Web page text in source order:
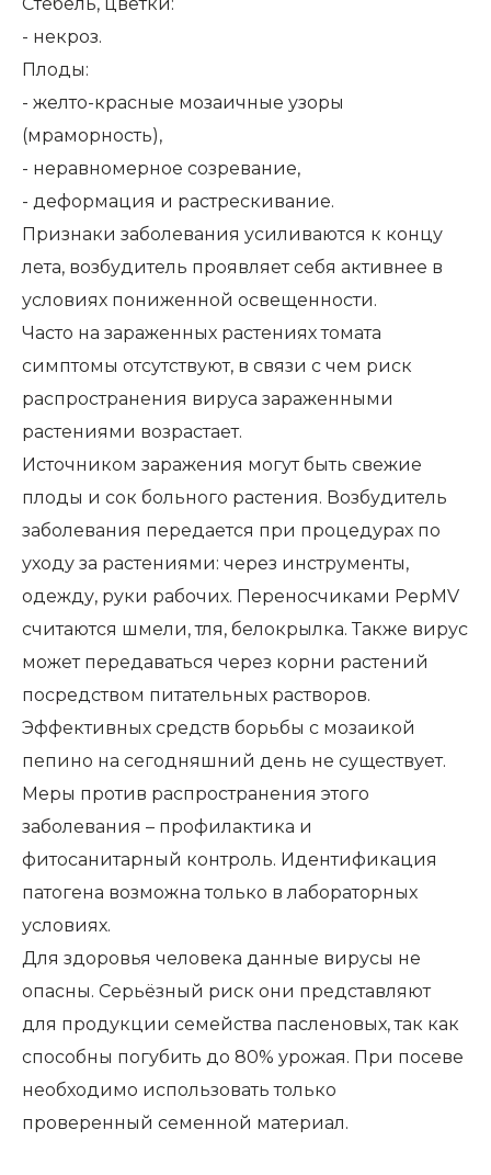
- некроз.
Плоды:
- желто-красные мозаичные узоры
(мраморность),
- неравномерное созревание,
- деформация и растрескивание.
Признаки заболевания усиливаются к концу
лета, возбудитель проявляет себя активнее в
условиях пониженной освещенности.
Часто на зараженных растениях томата
симптомы отсутствуют, в связи с чем риск
распространения вируса зараженными
растениями возрастает.
Источником заражения могут быть свежие
плоды и сок больного растения. Возбудитель
заболевания передается при процедурах по
уходу за растениями: через инструменты,
одежду, руки рабочих. Переносчиками PepMV
считаются шмели, тля, белокрылка. Также вирус
может передаваться через корни растений
посредством питательных растворов.
Эффективных средств борьбы с мозаикой
пепино на сегодняшний день не существует.
Меры против распространения этого
заболевания – профилактика и
фитосанитарный контроль. Идентификация
патогена возможна только в лабораторных
условиях.
Для здоровья человека данные вирусы не
опасны. Серьёзный риск они представляют
для продукции семейства пасленовых, так как
способны погубить до 80% урожая. При посеве
необходимо использовать только
проверенный семенной материал.